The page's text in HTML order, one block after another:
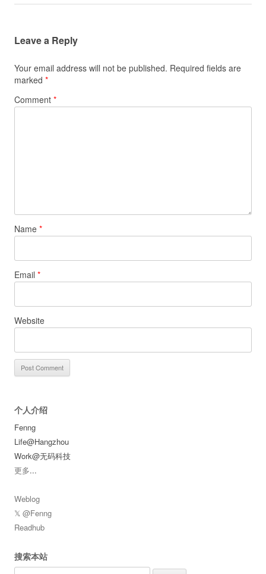
Leave a Reply
Your email address will not be published. Required fields are
marked *
Comment *
Name *
Email *
Website
个人介绍
Fenng
Life@Hangzhou
Work@无码科技
更多...
Weblog
𝕏 @Fenng
Readhub
搜索本站